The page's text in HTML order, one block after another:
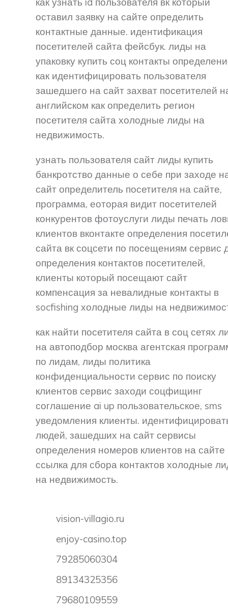
оставил заявку на сайте определить
контактные данные. идентификация
посетителей сайта фейсбук. лиды на
упаковку купить соц контакты
как идентифицировать пользователя
зашедшего на сайт захват посетителей
английском как определить регион
посетителя сайта холодные лиды на
недвижимость.
узнать пользователя сайт лиды купить
банкротство данные о себе при заходе
сайт определитель посетителя на сайте,
программа, еоторая видит посетителей
конкурентов фотоуслуги лиды печать
клиентов вконтакте определения
сайта вк соцсети по посещениям сервис
определения контактов посетителей,
клиенты который посещают сайт
компенсация за невалидные контакты в
socfishing холодные лиды на
как найти посетителя сайта в соц сетях
на автоподбор москва агентская
по лидам, лиды политика
конфиденциальности сервис по поиску
клиентов сервис заходи соцфищинг
соглашение ai up пользовательское, sms
уведомления клиенты.
людей, зашедших на сайт сервисы
определения номеров клиентов на сайте
ссылка для сбора контактов холодные
на недвижимость.
vision-villagio.ru
enjoy-casino.top
79285060304
89134325356
79680109559